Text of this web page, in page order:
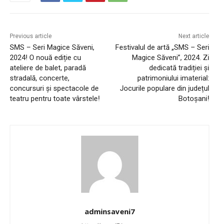
Previous article
SMS – Seri Magice Săveni,
2024! O nouă ediție cu
ateliere de balet, paradă
stradală, concerte,
concursuri și spectacole de
teatru pentru toate vârstele!
Next article
Festivalul de artă „SMS – Seri
Magice Săveni”, 2024. Zi
dedicată tradiției și
patrimoniului imaterial:
Jocurile populare din județul
Botoșani!
adminsaveni7